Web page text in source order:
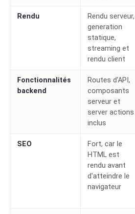
Rendu
Rendu serveur,
generation
statique,
streaming et
rendu client
Fonctionnalités
backend
Routes d'API,
composants
serveur et
server actions
inclus
SEO
Fort, car le
HTML est
rendu avant
d'atteindre le
navigateur